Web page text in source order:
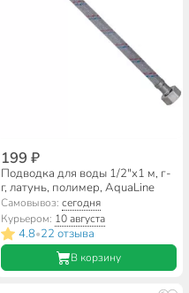
199 ₽
Подводка для воды 1/2"х1 м, г-
г, латунь, полимер, AquaLine
Самовывоз: сегодня
Курьером: 10 августа
4.8•22 отзыва
В корзину